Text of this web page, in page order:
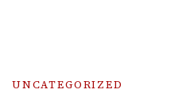
UNCATEGORIZED